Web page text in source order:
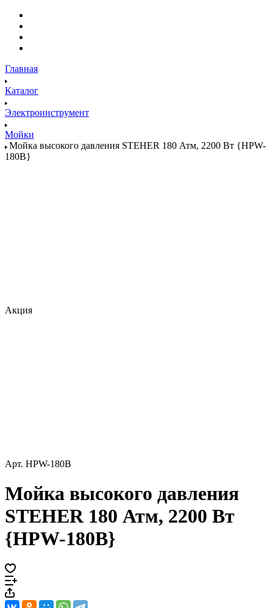
Главная
Каталог
Электроинструмент
Мойки
Мойка высокого давления STEHER 180 Атм, 2200 Вт {HPW-
180B}
Акция
Арт. HPW-180B
Мойка высокого давления
STEHER 180 Атм, 2200 Вт
{HPW-180B}